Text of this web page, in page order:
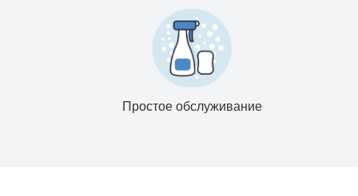
Простое обслуживание